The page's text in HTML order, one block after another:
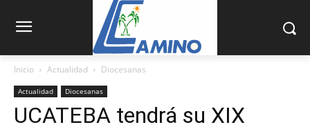
Inicio Actualidad Diocesanas
Actualidad Diocesanas
UCATEBA tendrá su XIX